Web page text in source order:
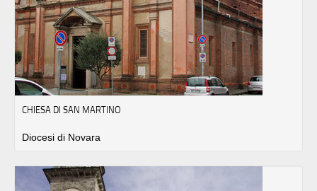
CHIESA DI SAN MARTINO
Diocesi di Novara